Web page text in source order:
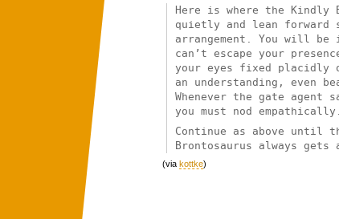
Here is where the Kindly
quietly and lean
arrangement. You will
can’t escape your
your eyes fixed placidly
an understanding, even
Whenever the gate agent
you must nod empathically.
Continue as above until
Brontosaurus always gets
(via kottke)